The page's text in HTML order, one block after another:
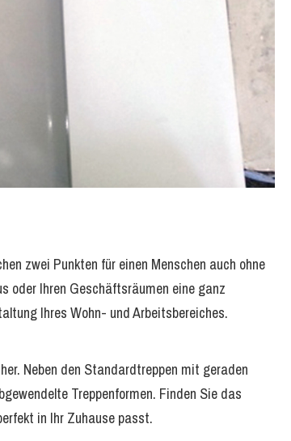
zwei Punkten für einen Menschen auch ohne
oder Ihren Geschäftsräumen eine ganz
Ihres Wohn- und Arbeitsbereiches.
Neben den Standardtreppen mit geraden
Treppenformen. Finden Sie das
in Ihr Zuhause passt.